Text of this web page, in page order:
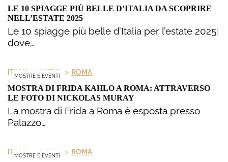
LE 10 SPIAGGE PIÙ BELLE D’ITALIA DA SCOPRIRE
NELL’ESTATE 2025
Le 10 spiagge più belle d’Italia per l’estate 2025:
dove…
MOSTRE E EVENTI
ITALIA > LAZIO > ROMA
MOSTRA DI FRIDA KAHLO A ROMA: ATTRAVERSO
LE FOTO DI NICKOLAS MURAY
La mostra di Frida a Roma è esposta presso
Palazzo…
MOSTRE E EVENTI
ITALIA > LAZIO > ROMA